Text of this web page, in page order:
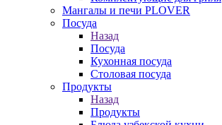
Мангалы и печи PLOVER
Посуда
Назад
Посуда
Кухонная посуда
Столовая посуда
Продукты
Назад
Продукты